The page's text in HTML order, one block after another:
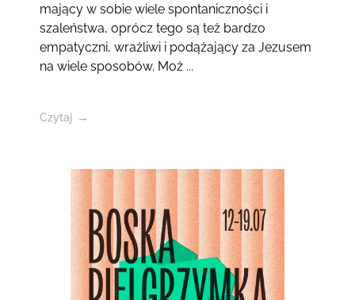
mający w sobie wiele spontaniczności i
szaleństwa, oprócz tego są też bardzo
empatyczni, wrażliwi i podążający za Jezusem
na wiele sposobów. Moż ...
Czytaj